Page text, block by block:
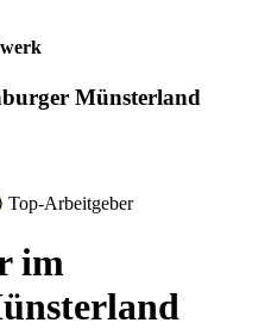
Münsterland
Top-Arbeitgeber
im